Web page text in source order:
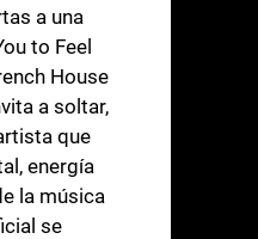
a una
to Feel
House
a soltar,
que
energía
la música
se